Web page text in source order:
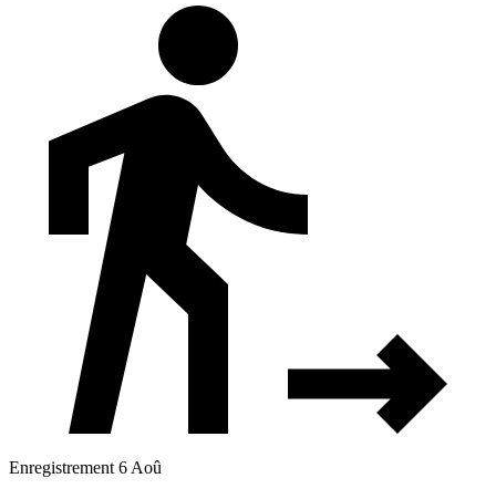
Enregistrement 6 Aoû